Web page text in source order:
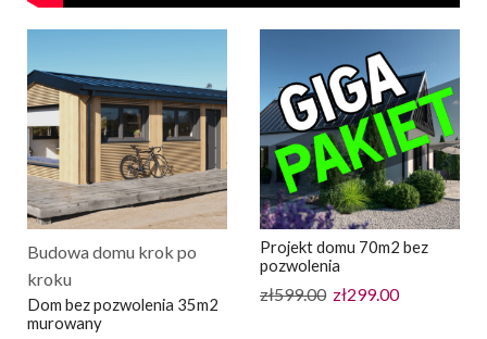
Budowa domu krok po
kroku
Dom bez pozwolenia 35m2
murowany
Projekt domu 70m2 bez
pozwolenia
zł599.00 zł299.00